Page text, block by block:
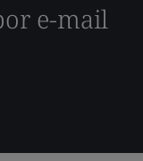
e-mail